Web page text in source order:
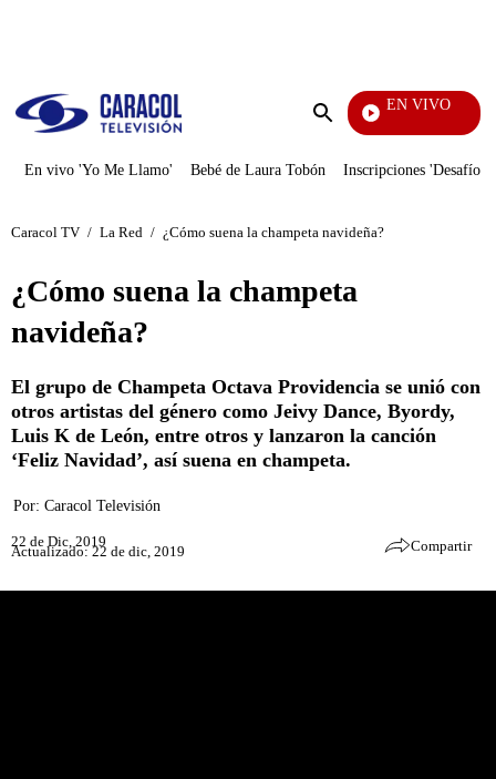
Enviar
EN VIVO
Día A Día
En vivo 'Yo Me Llamo' Bebé de Laura Tobón Inscripciones 'Desafío'
Caracol TV / La Red / ¿Cómo suena la champeta navideña?
¿Cómo suena la champeta
navideña?
El grupo de Champeta Octava Providencia se unió con
otros artistas del género como Jeivy Dance, Byordy,
Luis K de León, entre otros y lanzaron la canción
‘Feliz Navidad’, así suena en champeta.
Por: Caracol Televisión
22 de Dic, 2019
Actualizado: 22 de dic, 2019 Compartir